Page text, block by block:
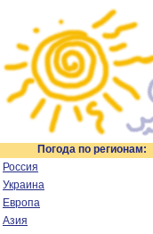
Погода по регионам:
Россия
Украина
Европа
Азия